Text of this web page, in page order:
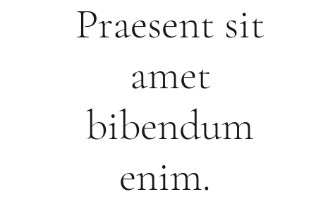
Praesent sit
amet
bibendum
enim.